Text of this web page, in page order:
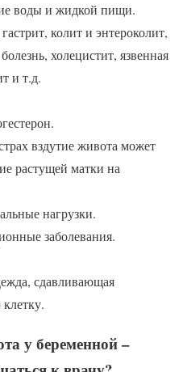
воды и жидкой пищи.
колит и энтероколит,
холецистит, язвенная
и т.д.
вздутие живота может
растущей матки на
нагрузки.
заболевания.
сдавливающая
у беременной –